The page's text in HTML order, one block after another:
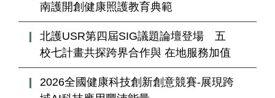
南護開創健康照護教育典範
北護USR第四屆SIG議題論壇登場 五
校七計畫共探跨界合作與 在地服務加值
2026全國健康科技創新創意競賽-展現跨